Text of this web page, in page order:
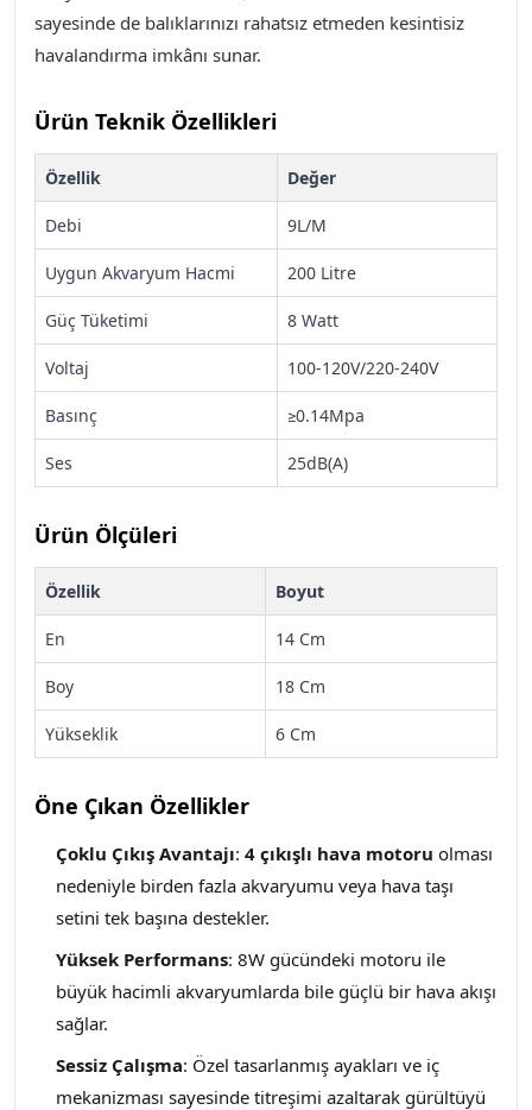
sayesinde de balıklarınızı rahatsız etmeden kesintisiz
havalandırma imkânı sunar.
Ürün Teknik Özellikleri
Özellik Değer
Debi 9L/M
Uygun Akvaryum Hacmi 200 Litre
Güç Tüketimi 8 Watt
Voltaj 100-120V/220-240V
Basınç ≥0.14Mpa
Ses 25dB(A)
Ürün Ölçüleri
Özellik Boyut
En 14 Cm
Boy 18 Cm
Yükseklik 6 Cm
Öne Çıkan Özellikler
Çoklu Çıkış Avantajı: 4 çıkışlı hava motoru olması
nedeniyle birden fazla akvaryumu veya hava taşı
setini tek başına destekler.
Yüksek Performans: 8W gücündeki motoru ile
büyük hacimli akvaryumlarda bile güçlü bir hava akışı
sağlar.
Sessiz Çalışma: Özel tasarlanmış ayakları ve iç
mekanizması sayesinde titreşimi azaltarak gürültüyü